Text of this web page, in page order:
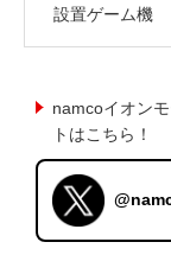
設置ゲーム機
namcoイオン
トはこちら！